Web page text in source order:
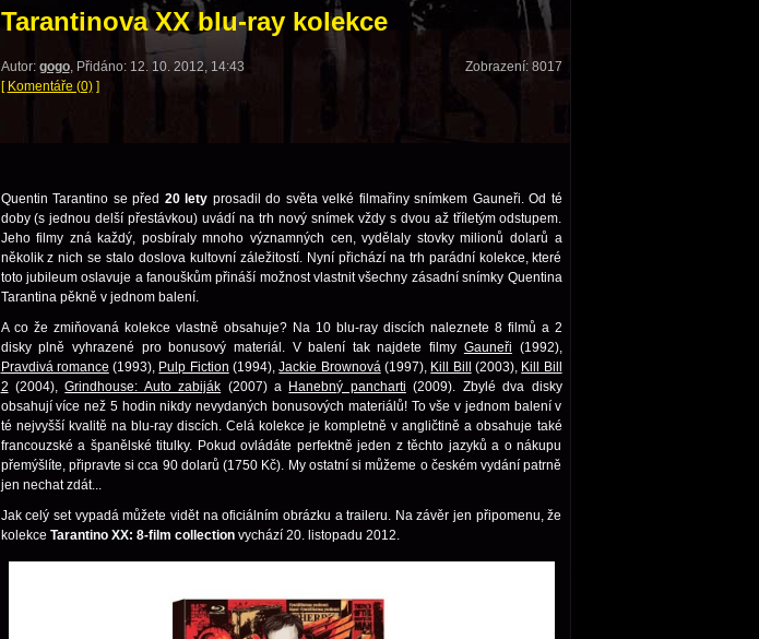
Tarantinova XX blu-ray kolekce
Autor: gogo, Přidáno: 12. 10. 2012, 14:43
Zobrazení: 8017
[ Komentáře (0)]
Quentin Tarantino se před 20 lety prosadil do světa velké filmařiny snímkem Gauneři. Od té
doby (s jednou delší přestávkou) uvádí na trh nový snímek vždy s dvou až tříletým odstupem.
Jeho filmy zná každý, posbíraly mnoho významných cen, vydělaly stovky milionů dolarů a
několik z nich se stalo doslova kultovní záležitostí. Nyní přichází na trh parádní kolekce, které
toto jubileum oslavuje a fanouškům přináší možnost vlastnit všechny zásadní snímky Quentina
Tarantina pěkně v jednom balení.
A co že zmiňovaná kolekce vlastně obsahuje? Na 10 blu-ray discích naleznete 8 filmů a 2
disky plně vyhrazené pro bonusový materiál. V balení tak najdete filmy Gauneři (1992),
Pravdivá romance (1993), Pulp Fiction (1994),Jackie Brownová(1997), Kill Bill (2003), Kill Bill
2 (2004),Grindhouse: Auto zabiják (2007) a Hanebný pancharti (2009). Zbylé dva disky
obsahují více než 5 hodin nikdy nevydaných bonusových materiálů! To vše v jednom balení v
té nejvyšší kvalitě na blu-ray discích. Celá kolekce je kompletně v angličtině a obsahuje také
francouzské a španělské titulky. Pokud ovládáte perfektně jeden z těchto jazyků a o nákupu
přemýšlíte, připravte si cca 90 dolarů (1750 Kč). My ostatní si můžeme o českém vydání patrně
jen nechat zdát...
Jak celý set vypadá můžete vidět na oficiálním obrázku a traileru. Na závěr jen připomenu, že
kolekce Tarantino XX: 8-film collectionvychází 20. listopadu 2012.